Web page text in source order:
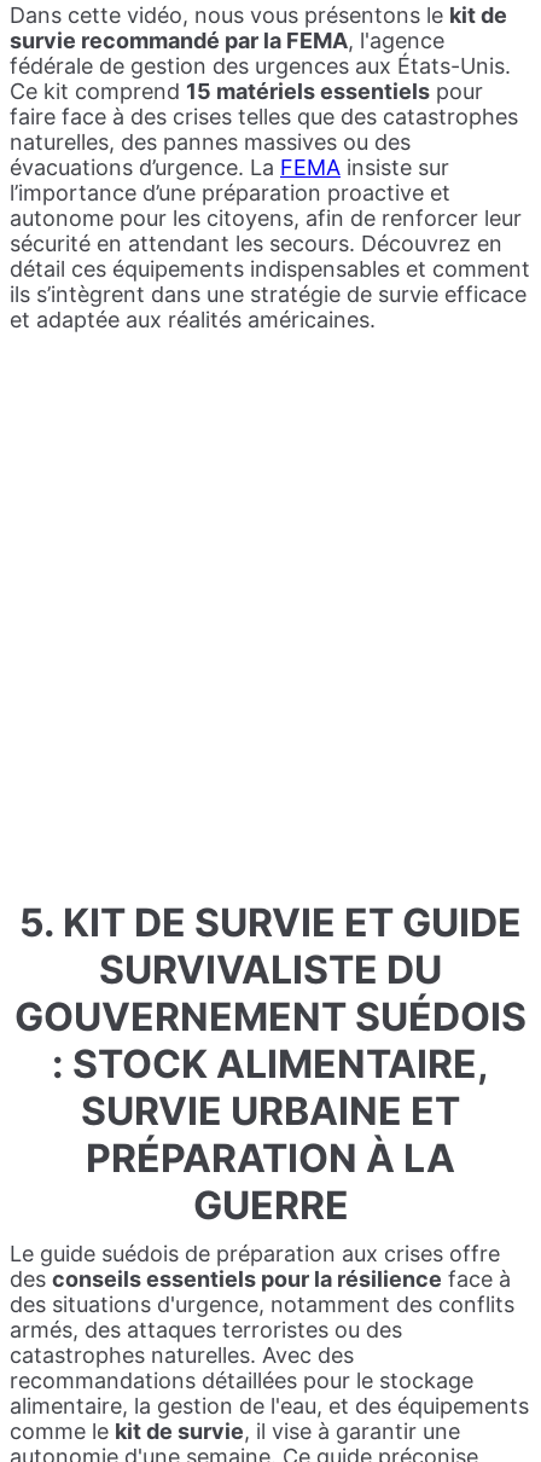
Dans cette vidéo, nous vous présentons le kit de
survie recommandé par la FEMA, l'agence
fédérale de gestion des urgences aux États-Unis.
Ce kit comprend 15 matériels essentiels pour
faire face à des crises telles que des catastrophes
naturelles, des pannes massives ou des
évacuations d’urgence. La FEMA insiste sur
l’importance d’une préparation proactive et
autonome pour les citoyens, afin de renforcer leur
sécurité en attendant les secours. Découvrez en
détail ces équipements indispensables et comment
ils s’intègrent dans une stratégie de survie efficace
et adaptée aux réalités américaines.
5. KIT DE SURVIE ET GUIDE
SURVIVALISTE DU
GOUVERNEMENT SUÉDOIS
: STOCK ALIMENTAIRE,
SURVIE URBAINE ET
PRÉPARATION À LA
GUERRE
Le guide suédois de préparation aux crises offre
des conseils essentiels pour la résilience face à
des situations d'urgence, notamment des conflits
armés, des attaques terroristes ou des
catastrophes naturelles. Avec des
recommandations détaillées pour le stockage
alimentaire, la gestion de l'eau, et des équipements
comme le kit de survie, il vise à garantir une
autonomie d'une semaine. Ce guide préconise